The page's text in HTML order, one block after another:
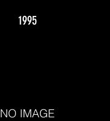
1995
NO IMAGE